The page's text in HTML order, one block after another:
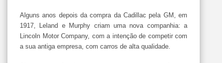
Alguns anos depois da compra da Cadillac pela GM, em
1917, Leland e Murphy criam uma nova companhia: a
Lincoln Motor Company, com a intenção de competir com
a sua antiga empresa, com carros de alta qualidade.